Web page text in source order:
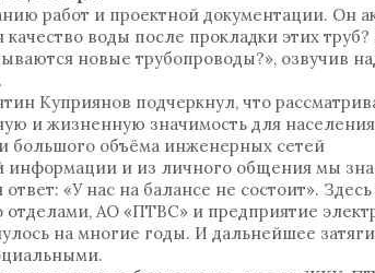
работ и проектной документации. Он
воды после прокладки этих
новые трубопроводы?», озвучив
Куприянов подчеркнул, что
и жизненную значимость для
большого объёма инженерных сетей
информации и из личного общения мы
«У нас на балансе не состоит».
АО «ПТВС» и предприятие
на многие годы. И дальнейшее